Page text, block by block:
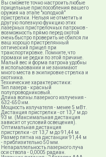
Вы сможете точно настроить любые
прицельные приспособления вашего
оружия на этапе "холодной"
пристрелки. Нельзя не отметить и
другую полезную функцию этих
лазерных пристрелочных патронов -
возможность прямо перед охотой
очень быстро проверить не сбился ли
ваш хорошо пристрелянный
оптический прицел при
транспортировке. Помните, что
промахи не редки по этой причине.
Малый вес и форма патрона удобны
в использовании и не занимают
много места в экипировке стрелка и
охотника.
Технические характеристики:
Тип лазера - красный
полупроводниковый.
Длина волны лазерного излучения -
632-650 нм.
Мощность излучателя - менее 5 мВт.
Дистанция пристрелки - от 13,7 м до
93 м. (Максимальная дистанция
зависит от условий освещения).
Оптимальная дистанция
пристрелки - от 13,7 м до 91,44 м.
Размер пятна на дистанции 91,44 м
- приблизительно 50 мм.
Непараллельность лазерного луча
оси ствола - 0,0005 радиан.